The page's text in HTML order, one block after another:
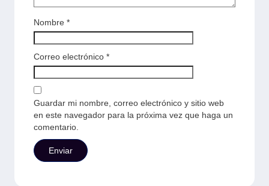
Nombre *
Correo electrónico *
Guardar mi nombre, correo electrónico y sitio web
en este navegador para la próxima vez que haga un
comentario.